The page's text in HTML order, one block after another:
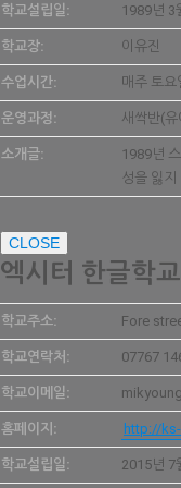
학교설립일: 1989년 3
학교장: 이유진
수업시간: 매주 토
운영과정: 새싹반(
소개글:
1989년
성을 잃
CLOSE
엑시터 한글학
학교주소: Fore
학교연락처: 07767
학교이메일:
홈페이지: http://
학교설립일: 2015년 7